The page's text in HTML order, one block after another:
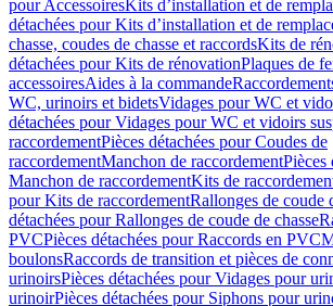
pour AccessoiresKits d’installation et de
détachées pour Kits d’installation et de
chasse, coudes de chasse et raccordsKits de
détachées pour Kits de rénovationPlaques de
accessoiresAides à la commande
WC, urinoirs et bidetsVidages pour WC et
détachées pour Vidages pour WC et vidoirs
raccordementPièces détachées pour Coudes de
raccordementManchon de raccordementPièces
Manchon de raccordementKits de
pour Kits de raccordementRallonges de coude
détachées pour Rallonges de coude de chasse
PVCPièces détachées pour Raccords en PVC
boulonsRaccords de transition et pièces de
urinoirsPièces détachées pour Vidages pour
urinoirPièces détachées pour Siphons pour